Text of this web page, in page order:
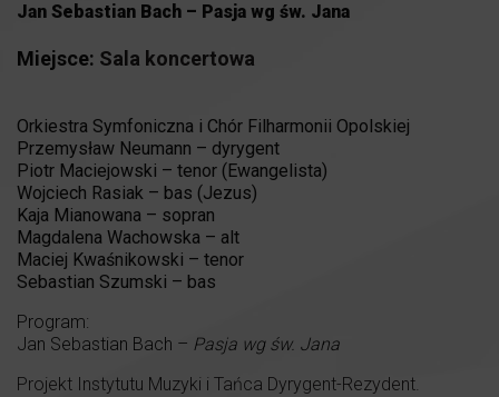
Jan Sebastian Bach – Pasja wg św. Jana
Miejsce: Sala koncertowa
Orkiestra Symfoniczna i Chór Filharmonii Opolskiej
Przemysław Neumann – dyrygent
Piotr Maciejowski – tenor (Ewangelista)
Wojciech Rasiak – bas (Jezus)
Kaja Mianowana – sopran
Magdalena Wachowska – alt
Maciej Kwaśnikowski – tenor
Sebastian Szumski – bas
Program:
Jan Sebastian Bach – Pasja wg św. Jana
Projekt Instytutu Muzyki i Tańca Dyrygent-Rezydent.